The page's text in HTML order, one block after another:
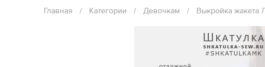
Главная / Категории / Девочкам / Выкройка жакета